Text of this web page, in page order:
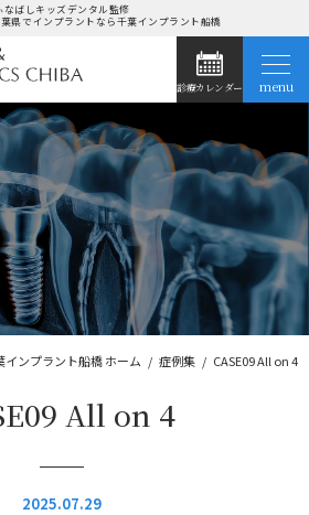
なばしキッズデンタル監修
県でインプラントなら千葉インプラント船橋
診療カレンダー menu
インプラント船橋 ホーム 症例集 CASE09 All on 4
All on 4
2025.07.29